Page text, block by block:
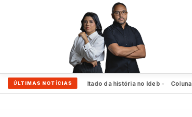
ÚLTIMAS NOTÍCIAS
alcança melhor resultado da história no Ideb Coluna da